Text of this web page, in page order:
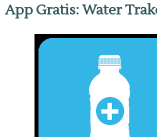
App Gratis: Water